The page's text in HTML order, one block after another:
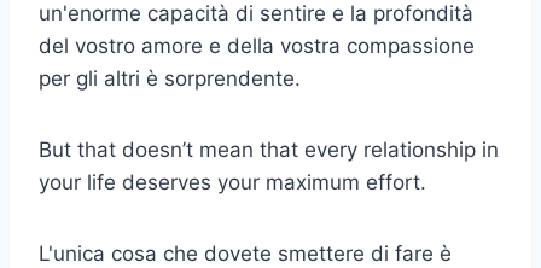
un'enorme capacità di sentire e la profondità
del vostro amore e della vostra compassione
per gli altri è sorprendente.
But that doesn’t mean that every relationship in
your life deserves your maximum effort.
L'unica cosa che dovete smettere di fare è